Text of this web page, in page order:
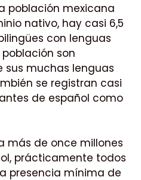
población mexicana
nativo, hay casi 6,5
con lenguas
población son
sus muchas lenguas
se registran casi
de español como
más de once millones
prácticamente todos
presencia mínima de